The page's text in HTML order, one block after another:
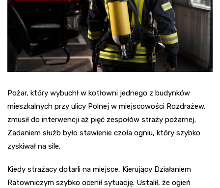
Pożar, który wybuchł w kotłowni jednego z budynków
mieszkalnych przy ulicy Polnej w miejscowości Rozdrażew,
zmusił do interwencji aż pięć zespołów straży pożarnej.
Zadaniem służb było stawienie czoła ogniu, który szybko
zyskiwał na sile.
Kiedy strażacy dotarli na miejsce, Kierujący Działaniem
Ratowniczym szybko ocenił sytuację. Ustalił, że ogień